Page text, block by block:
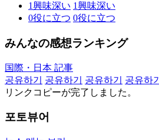
1興味深い 1興味深い
0役に立つ 0役に立つ
みんなの感想ランキング
国際・日本 記事
공유하기
공유하기 공유하기 공유하기
リンクコピーが完了しました。
포토뷰어